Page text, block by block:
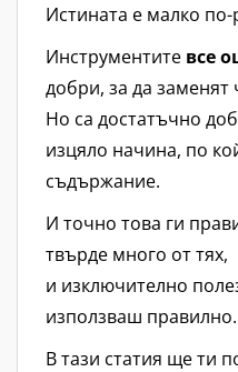
Истината е малко
Инструментите все
добри, за да заменят
Но са достатъчно
изцяло начина, по
съдържание.
И точно това ги
твърде много от тях,
и изключително
използваш правилно.
В тази статия ще ти